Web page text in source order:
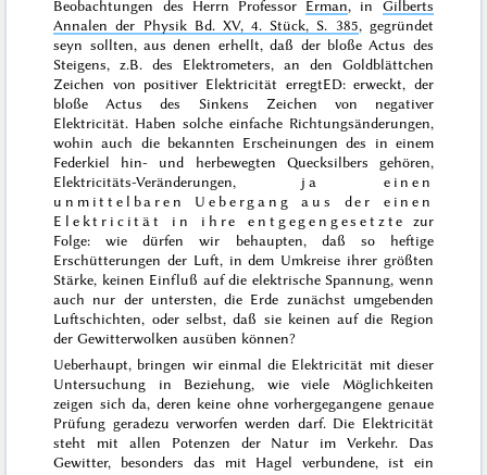
Beobachtungen des Herrn Professor Erman, in Gilberts
Annalen der Physik Bd. XV, 4. Stück, S. 385, gegründet
seyn sollten, aus denen erhellt, daß der bloße Actus des
Steigens, z.B. des Elektrometers, an den Goldblättchen
Zeichen von positiver Elektricität erregtED: erweckt, der
bloße Actus des Sinkens Zeichen von negativer
Elektricität. Haben solche einfache Richtungsänderungen,
wohin auch die bekannten Erscheinungen des in einem
Federkiel hin- und herbewegten Quecksilbers gehören,
Elektricitäts-Veränderungen,
ja
einen
unmittelbaren Uebergang aus der einen
Elektricität in ihre entgegengesetzte
zur
Folge: wie dürfen wir behaupten, daß so heftige
Erschütterungen der Luft, in dem Umkreise ihrer größten
Stärke, keinen Einfluß auf die elektrische Spannung, wenn
auch nur der untersten, die Erde zunächst umgebenden
Luftschichten, oder selbst, daß sie keinen auf die Region
der Gewitterwolken ausüben können?
Ueberhaupt, bringen wir einmal die Elektricität mit dieser
Untersuchung in Beziehung, wie viele Möglichkeiten
zeigen sich da, deren keine ohne vorhergegangene genaue
Prüfung geradezu verworfen werden darf. Die Elektricität
steht mit allen Potenzen der Natur im Verkehr. Das
Gewitter, besonders das mit Hagel verbundene, ist ein